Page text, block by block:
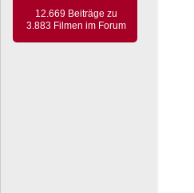
12.669 Beiträge zu
3.883 Filmen im Forum